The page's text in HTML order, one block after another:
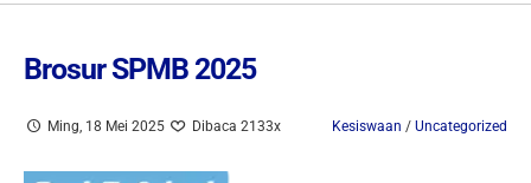
Profil SMA Negeri 1 Medan
Sejarah Berdirinya SMAN 1 Medan
Buat Kartu Pelajar
Brosur SPMB 2025
Ming, 18 Mei 2025 Dibaca 2133x Kesiswaan / Uncategorized